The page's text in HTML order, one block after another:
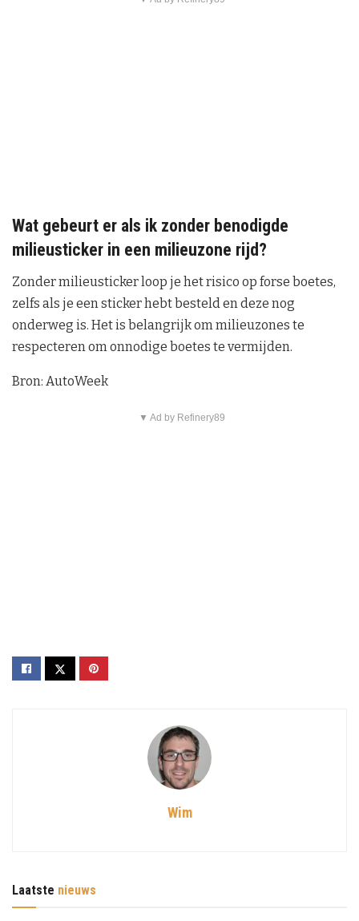
Wat gebeurt er als ik zonder benodigde
milieusticker in een milieuzone rijd?
Zonder milieusticker loop je het risico op forse boetes,
zelfs als je een sticker hebt besteld en deze nog
onderweg is. Het is belangrijk om milieuzones te
respecteren om onnodige boetes te vermijden.
Bron: AutoWeek
▼ Ad by Refinery89
Wim
Laatste nieuws